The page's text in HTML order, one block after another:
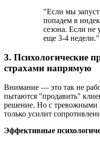
"Если мы
попадем в
сезона. Если не
еще 3-4 недели."
3. Психологические
страхами напрямую
Внимание — это так не
пытаются "продавить"
решение. Но с тревожными
только усилит
Эффективные